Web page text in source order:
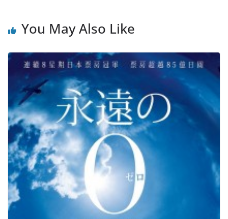
You May Also Like